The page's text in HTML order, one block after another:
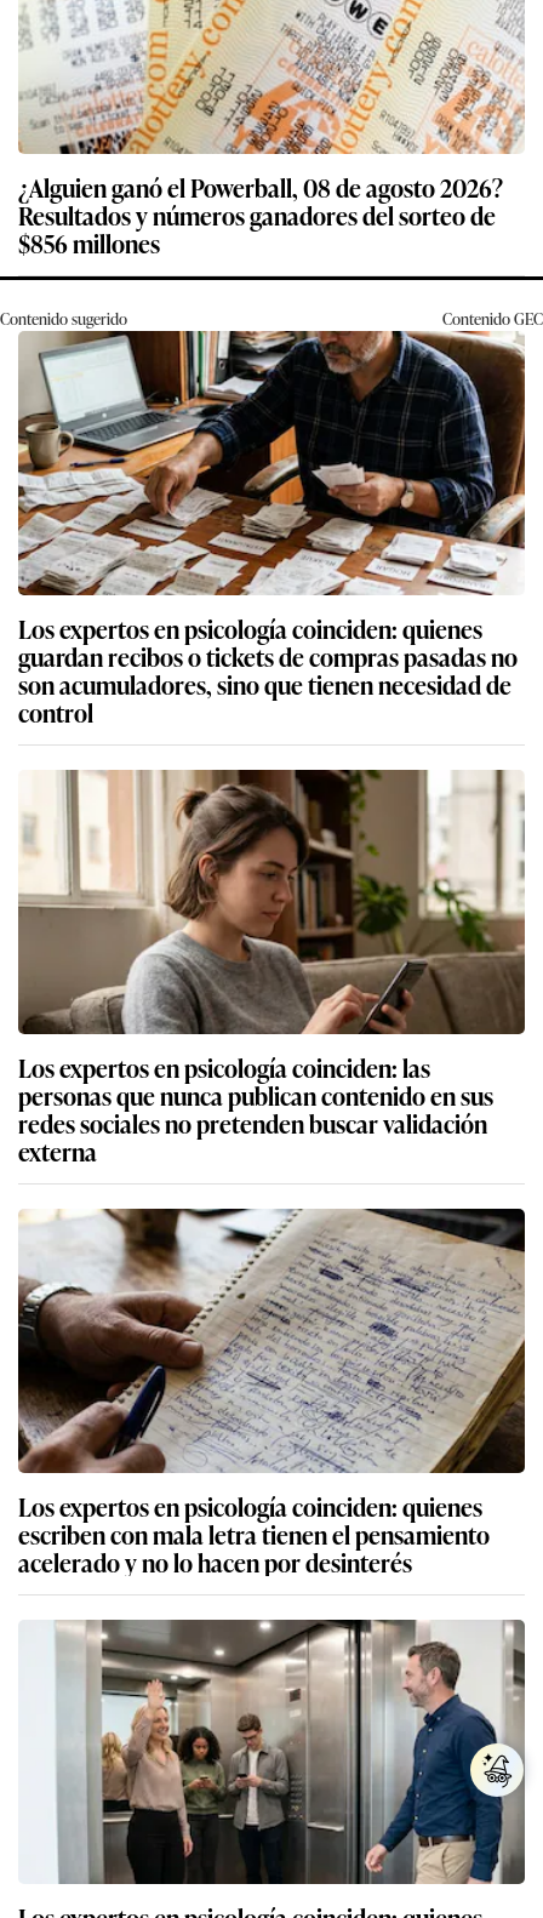
¿Alguien ganó el Powerball, 08 de agosto 2026?
Resultados y números ganadores del sorteo de
$856 millones
Contenido sugerido ContenidoGEC
Los expertos en psicología coinciden: quienes
guardan recibos o tickets de compras pasadas no
son acumuladores, sino que tienen necesidad de
control
Los expertos en psicología coinciden: las
personas que nunca publican contenido en sus
redes sociales no pretenden buscar validación
externa
Los expertos en psicología coinciden: quienes
escriben con mala letra tienen el pensamiento
acelerado y no lo hacen por desinterés